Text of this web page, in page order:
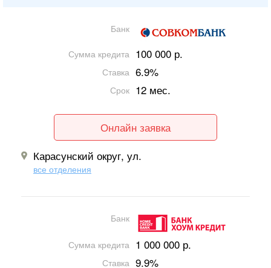
Банк
Сумма кредита 100 000 р.
Ставка 6.9%
Срок 12 мес.
Онлайн заявка
Карасунский округ, ул.
все отделения
Банк
Сумма кредита 1 000 000 р.
Ставка 9.9%